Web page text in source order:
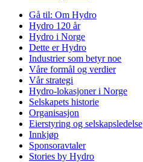
Gå til: Om Hydro
Hydro 120 år
Hydro i Norge
Dette er Hydro
Industrier som betyr noe
Våre formål og verdier
Vår strategi
Hydro-lokasjoner i Norge
Selskapets historie
Organisasjon
Eierstyring og selskapsledelse
Innkjøp
Sponsoravtaler
Stories by Hydro